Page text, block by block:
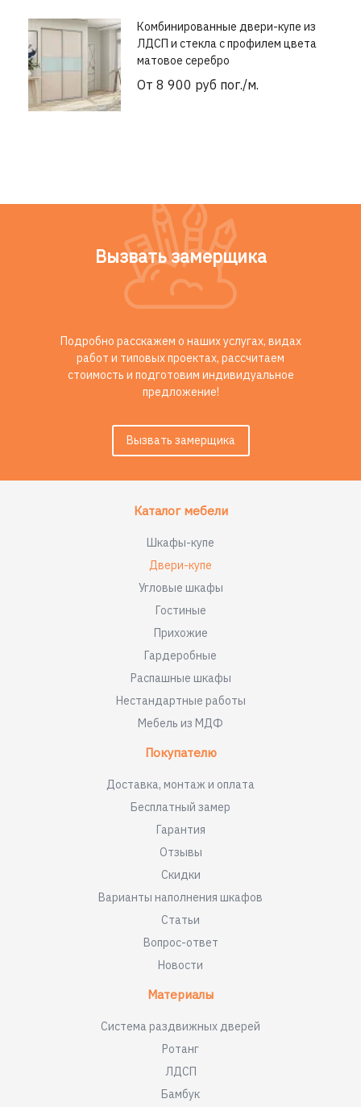
Комбинированные двери-купе из
ЛДСП и стекла с профилем цвета
матовое серебро
От 8 900 руб пог./м.
Вызвать замерщика
Подробно расскажем о наших услугах, видах
работ и типовых проектах, рассчитаем
стоимость и подготовим индивидуальное
предложение!
Вызвать замерщика
Каталог мебели
Шкафы-купе
Двери-купе
Угловые шкафы
Гостиные
Прихожие
Гардеробные
Распашные шкафы
Нестандартные работы
Мебель из МДФ
Покупателю
Доставка, монтаж и оплата
Бесплатный замер
Гарантия
Отзывы
Скидки
Варианты наполнения шкафов
Статьи
Вопрос-ответ
Новости
Материалы
Система раздвижных дверей
Ротанг
ЛДСП
Бамбук